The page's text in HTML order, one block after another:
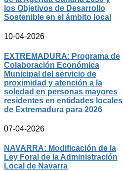
los Objetivos de Desarrollo
Sostenible en el ámbito local
10-04-2026
EXTREMADURA: Programa de
Colaboración Económica
Municipal del servicio de
proximidad y atención a la
soledad en personas mayores
residentes en entidades locales
de Extremadura para 2026
07-04-2026
NAVARRA: Modificación de la
Ley Foral de la Administración
Local de Navarra